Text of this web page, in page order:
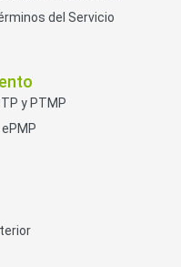
del Servicio
y PTMP